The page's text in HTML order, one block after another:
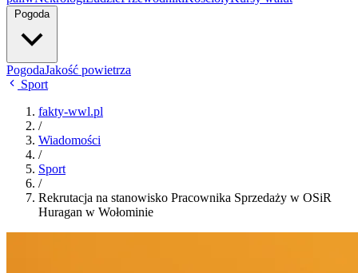
Pogoda
PogodaJakość powietrza
Sport
fakty-wwl.pl
/
Wiadomości
/
Sport
/
Rekrutacja na stanowisko Pracownika Sprzedaży w OSiR
Huragan w Wołominie